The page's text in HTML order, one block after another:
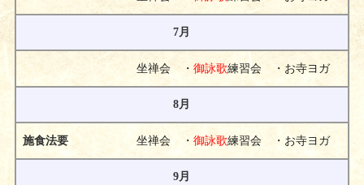
7月
坐禅会 ・ 御詠歌練習会 ・お寺ヨガ
8月
施食法要 坐禅会 ・ 御詠歌練習会 ・お寺ヨガ
9月